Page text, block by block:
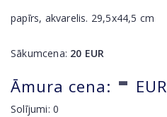
papīrs, akvarelis. 29,5x44,5 cm
Sākumcena: 20 EUR
Āmura cena: - EUR
Solījumi:0